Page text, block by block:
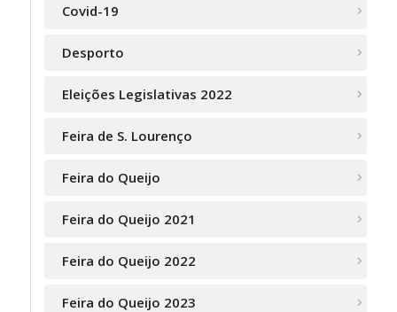
Covid-19
Desporto
Eleições Legislativas 2022
Feira de S. Lourenço
Feira do Queijo
Feira do Queijo 2021
Feira do Queijo 2022
Feira do Queijo 2023